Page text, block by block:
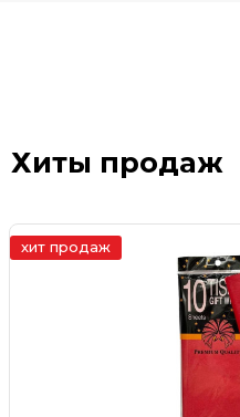
Хиты продаж
хит продаж